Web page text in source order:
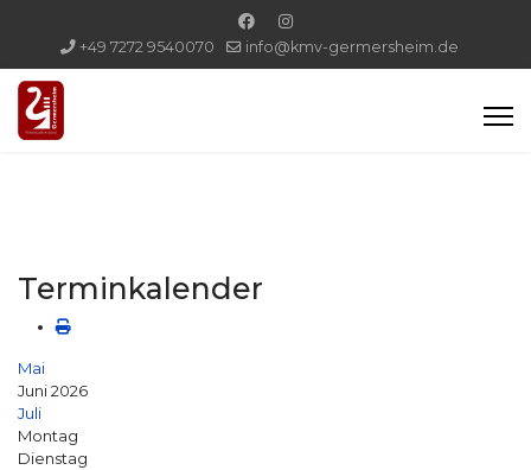
+49 7272 9540070 info@kmv-germersheim.de
Terminkalender
Mai
Juni 2026
Juli
Montag
Dienstag